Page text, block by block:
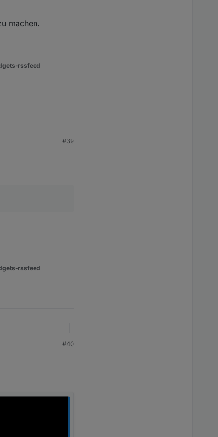
machen.
rssfeed
#39
rssfeed
#40